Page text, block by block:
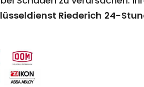
Riederich 24-